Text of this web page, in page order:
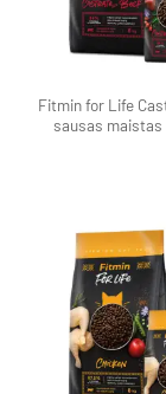
Fitmin for Life
sausas